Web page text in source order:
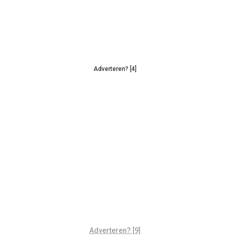
Adverteren? [4]
Adverteren? [9]